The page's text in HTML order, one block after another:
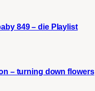
849 – die Playlist
– turning down flowers